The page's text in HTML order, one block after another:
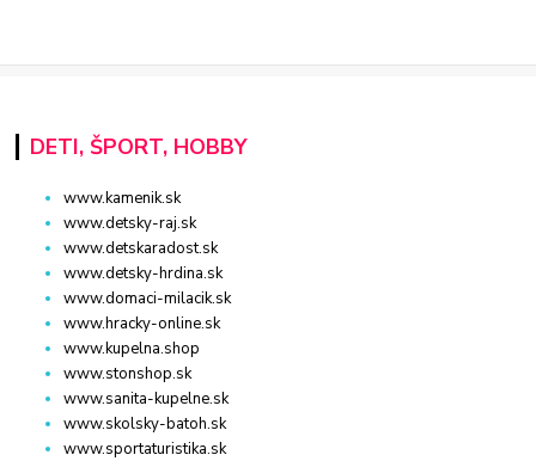
DETI, ŠPORT, HOBBY
www.kamenik.sk
www.detsky-raj.sk
www.detskaradost.sk
www.detsky-hrdina.sk
www.domaci-milacik.sk
www.hracky-online.sk
www.kupelna.shop
www.stonshop.sk
www.sanita-kupelne.sk
www.skolsky-batoh.sk
www.sportaturistika.sk